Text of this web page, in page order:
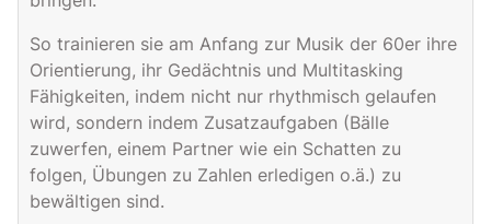
So trainieren sie am Anfang zur Musik der 60er ihre
Orientierung, ihr Gedächtnis und Multitasking
Fähigkeiten, indem nicht nur rhythmisch gelaufen
wird, sondern indem Zusatzaufgaben (Bälle
zuwerfen, einem Partner wie ein Schatten zu
folgen, Übungen zu Zahlen erledigen o.ä.) zu
bewältigen sind.